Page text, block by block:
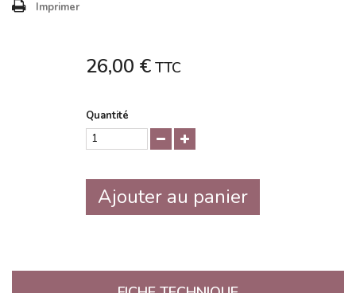
Imprimer
26,00 € TTC
Quantité
Ajouter au panier